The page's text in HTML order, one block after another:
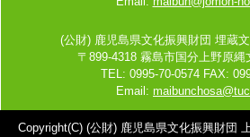
(公財) 鹿児島県文化振興財団 埋蔵
〒899-4318 霧島市国分上野原縄
TEL: 0995-70-0574 FAX:
Email:
Copyright(C) (公財) 鹿児島県文化振興財団